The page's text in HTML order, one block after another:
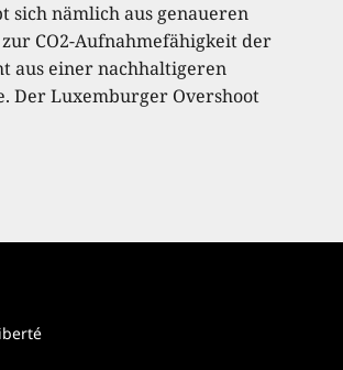
sich nämlich aus genaueren
CO2-Aufnahmefähigkeit der
aus einer nachhaltigeren
Der Luxemburger Overshoot